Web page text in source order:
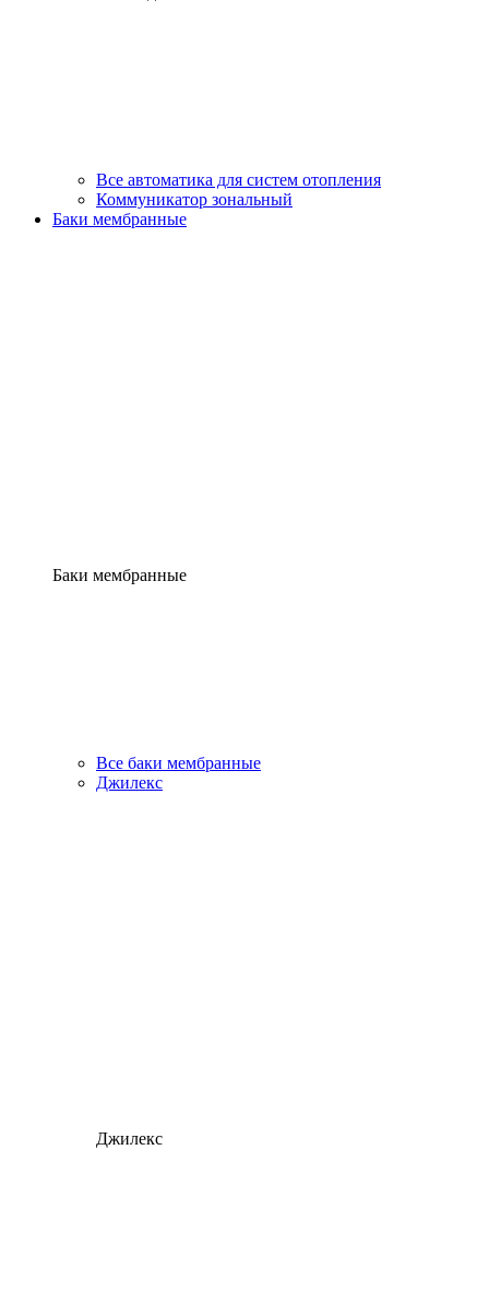
Все автоматика для систем отопления
Коммуникатор зональный
Баки мембранные
Баки мембранные
Все баки мембранные
Джилекс
Джилекс